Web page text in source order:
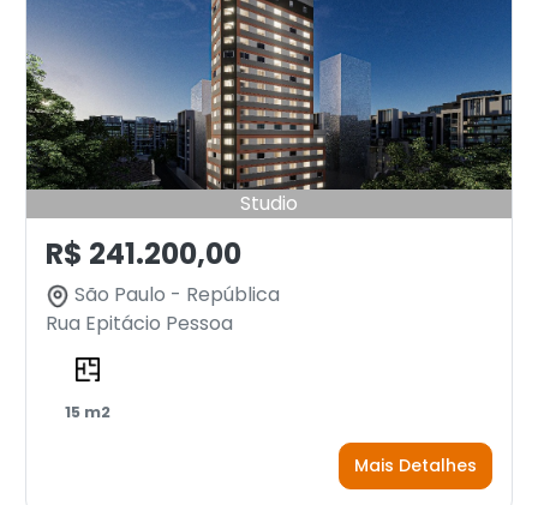
Studio
R$ 241.200,00
São Paulo - República
Rua Epitácio Pessoa
15 m2
Mais Detalhes